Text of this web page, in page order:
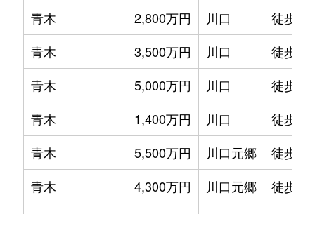
青木
2,800万円 川口
徒歩20
青木
3,500万円 川口
徒歩45
青木
5,000万円 川口
徒歩14
青木
1,400万円 川口
徒歩21
青木
5,500万円 川口元郷
徒歩7
青木
4,300万円 川口元郷
徒歩6